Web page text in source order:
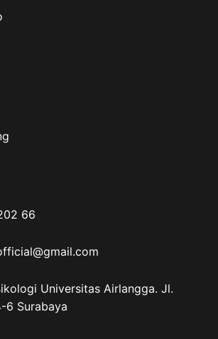
66
Universitas Airlangga. Jl.
6 Surabaya